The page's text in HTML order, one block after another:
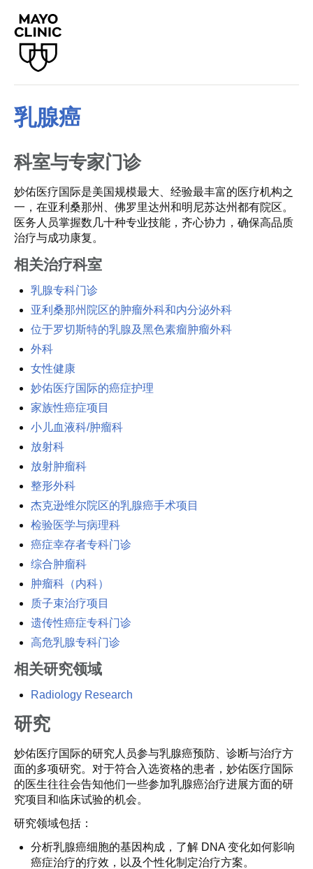
乳腺癌
科室与专家门诊
妙佑医疗国际是美国规模最大、经验最丰富的医疗机构之
一，在亚利桑那州、佛罗里达州和明尼苏达州都有院区。
医务人员掌握数几十种专业技能，齐心协力，确保高品质
治疗与成功康复。
相关治疗科室
乳腺专科门诊
亚利桑那州院区的肿瘤外科和内分泌外科
位于罗切斯特的乳腺及黑色素瘤肿瘤外科
外科
女性健康
妙佑医疗国际的癌症护理
家族性癌症项目
小儿血液科/肿瘤科
放射科
放射肿瘤科
整形外科
杰克逊维尔院区的乳腺癌手术项目
检验医学与病理科
癌症幸存者专科门诊
综合肿瘤科
肿瘤科（内科）
质子束治疗项目
遗传性癌症专科门诊
高危乳腺专科门诊
相关研究领域
Radiology Research
研究
妙佑医疗国际的研究人员参与乳腺癌预防、诊断与治疗方
面的多项研究。对于符合入选资格的患者，妙佑医疗国际
的医生往往会告知他们一些参加乳腺癌治疗进展方面的研
究项目和临床试验的机会。
研究领域包括：
分析乳腺癌细胞的基因构成，了解 DNA 变化如何影响
癌症治疗的疗效，以及个性化制定治疗方案。